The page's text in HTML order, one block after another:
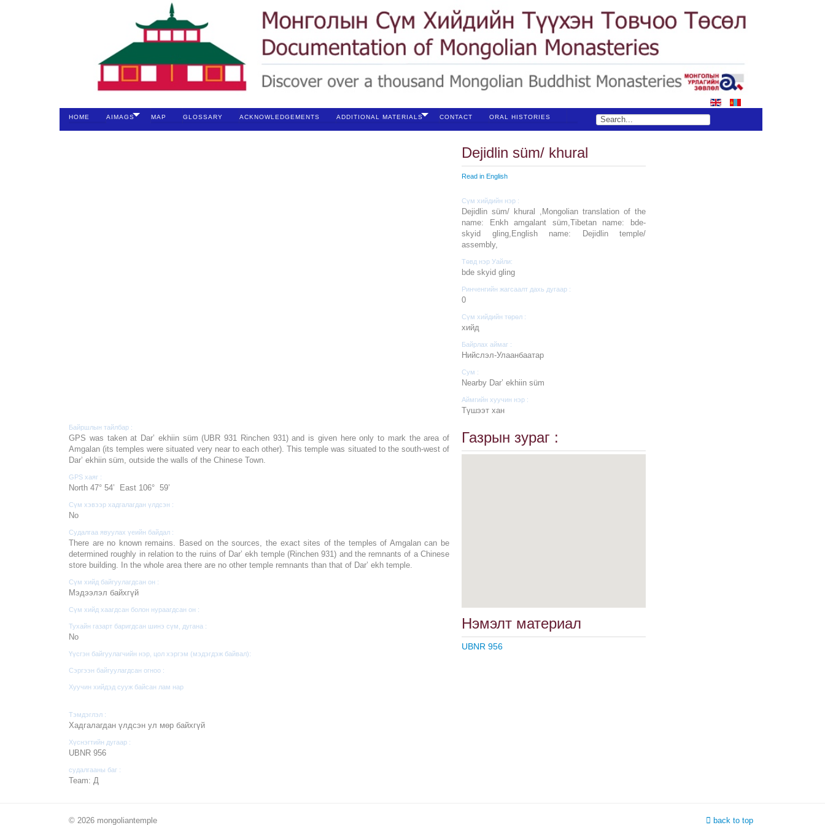
HOME AIMAGS MAP GLOSSARY ACKNOWLEDGEMENTS ADDITIONAL MATERIALS CONTACT ORAL HISTORIES
Dejidlin süm/ khural
Read in English
Сүм хийдийн нэр :
Dejidlin süm/ khural ,Mongolian translation of the
name: Enkh amgalant süm,Tibetan name: bde-
skyid gling,English name: Dejidlin temple/
assembly,
Төвд нэр Уайли:
bde skyid gling
Ринченгийн жагсаалт дахь дугаар :
0
Сүм хийдийн төрөл :
хийд
Байрлах аймаг :
Нийслэл-Улаанбаатар
Сум :
Nearby Dar’ ekhiin süm
Аймгийн хуучин нэр :
Түшээт хан
Байршлын тайлбар :
GPS was taken at Dar’ ekhiin süm (UBR 931 Rinchen 931) and is given here only to mark the area of
Amgalan (its temples were situated very near to each other). This temple was situated to the south-west of
Dar’ ekhiin süm, outside the walls of the Chinese Town.
GPS хаяг :
North 47° 54’ East 106° 59’
Сүм хэвээр хадгалагдан үлдсэн :
No
Судалгаа явуулах үеийн байдал :
There are no known remains. Based on the sources, the exact sites of the temples of Amgalan can be
determined roughly in relation to the ruins of Dar’ ekh temple (Rinchen 931) and the remnants of a Chinese
store building. In the whole area there are no other temple remnants than that of Dar’ ekh temple.
Сүм хийд байгуулагдсан он :
Мэдээлэл байхгүй
Сүм хийд хаагдсан болон нураагдсан он :
Тухайн газарт баригдсан шинэ сүм, дугана :
No
Үүсгэн байгуулагчийн нэр, цол хэргэм (мэдэгдэж байвал):
Сэргээн байгуулагдсан огноо :
Хуучин хийдэд сууж байсан лам нар
Тэмдэглэл :
Хадгалагдан үлдсэн ул мөр байхгүй
Хүснэгтийн дугаар :
UBNR 956
судалгааны баг :
Team: Д
Газрын зураг :
Нэмэлт материал
UBNR 956
© 2026 mongoliantemple back to top